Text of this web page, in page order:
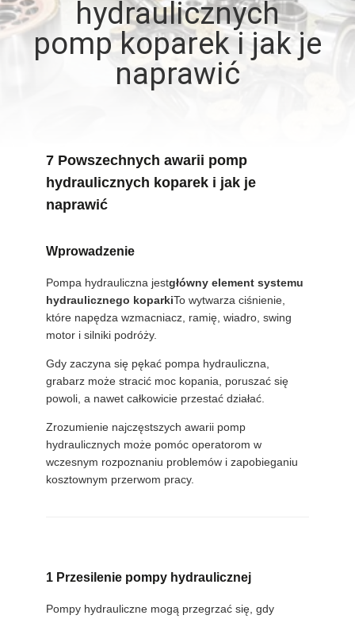
WYCIECZKA
JAKOŚCI
SKONTAKTUJ
NAMI
AKTUALNOŚCI
WSZYSTKIE
PRZYPADKI
POPROSIĆ
SITEMAP
hydraulicznych
pomp koparek i jak je
naprawić
7 Powszechnych awarii pomp
hydraulicznych koparek i jak je
naprawić
Wprowadzenie
Pompa hydrauliczna jestgłówny element systemu
hydraulicznego koparkiTo wytwarza ciśnienie,
które napędza wzmacniacz, ramię, wiadro, swing
motor i silniki podróży.
Gdy zaczyna się pękać pompa hydrauliczna,
grabarz może stracić moc kopania, poruszać się
powoli, a nawet całkowicie przestać działać.
Zrozumienie najczęstszych awarii pomp
hydraulicznych może pomóc operatorom w
wczesnym rozpoznaniu problemów i zapobieganiu
kosztownym przerwom pracy.
1 Przesilenie pompy hydraulicznej
Pompy hydrauliczne mogą przegrzać się, gdy